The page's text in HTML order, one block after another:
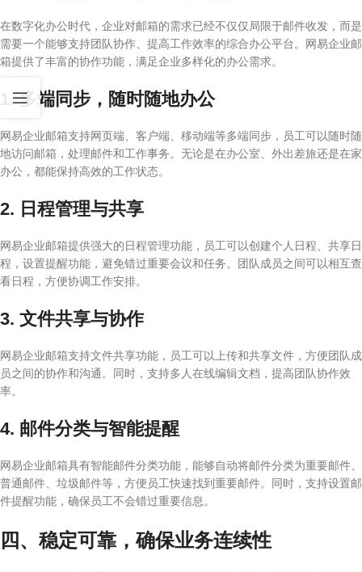
在数字化办公时代，企业对邮箱的需求已经不仅仅局限于邮件收发，而是
需要一个能够支持团队协作、提高工作效率的综合办公平台。网易企业邮
箱提供了丰富的协作功能，满足企业多样化的办公需求。
1. 多端同步，随时随地办公
网易企业邮箱支持网页端、客户端、移动端等多端同步，员工可以随时随
地访问邮箱，处理邮件和工作事务。无论是在办公室、外出差旅还是在家
办公，都能保持高效的工作状态。
2. 日程管理与共享
网易企业邮箱提供强大的日程管理功能，员工可以创建个人日程、共享日
程，设置提醒功能，避免错过重要会议和任务。团队成员之间可以相互查
看日程，方便协调工作安排。
3. 文件共享与协作
网易企业邮箱支持文件共享功能，员工可以上传和共享文件，方便团队成
员之间的协作和沟通。同时，支持多人在线编辑文档，提高团队协作效
率。
4. 邮件分类与智能提醒
网易企业邮箱具有智能邮件分类功能，能够自动将邮件分类为重要邮件、
普通邮件、垃圾邮件等，方便员工快速找到重要邮件。同时，支持设置邮
件提醒功能，确保员工不会错过重要信息。
四、稳定可靠，确保业务连续性